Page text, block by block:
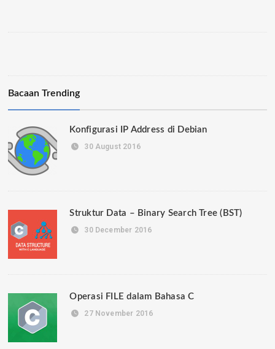
Bacaan Trending
Konfigurasi IP Address di Debian
30 August 2016
Struktur Data – Binary Search Tree (BST)
30 December 2016
Operasi FILE dalam Bahasa C
27 November 2016